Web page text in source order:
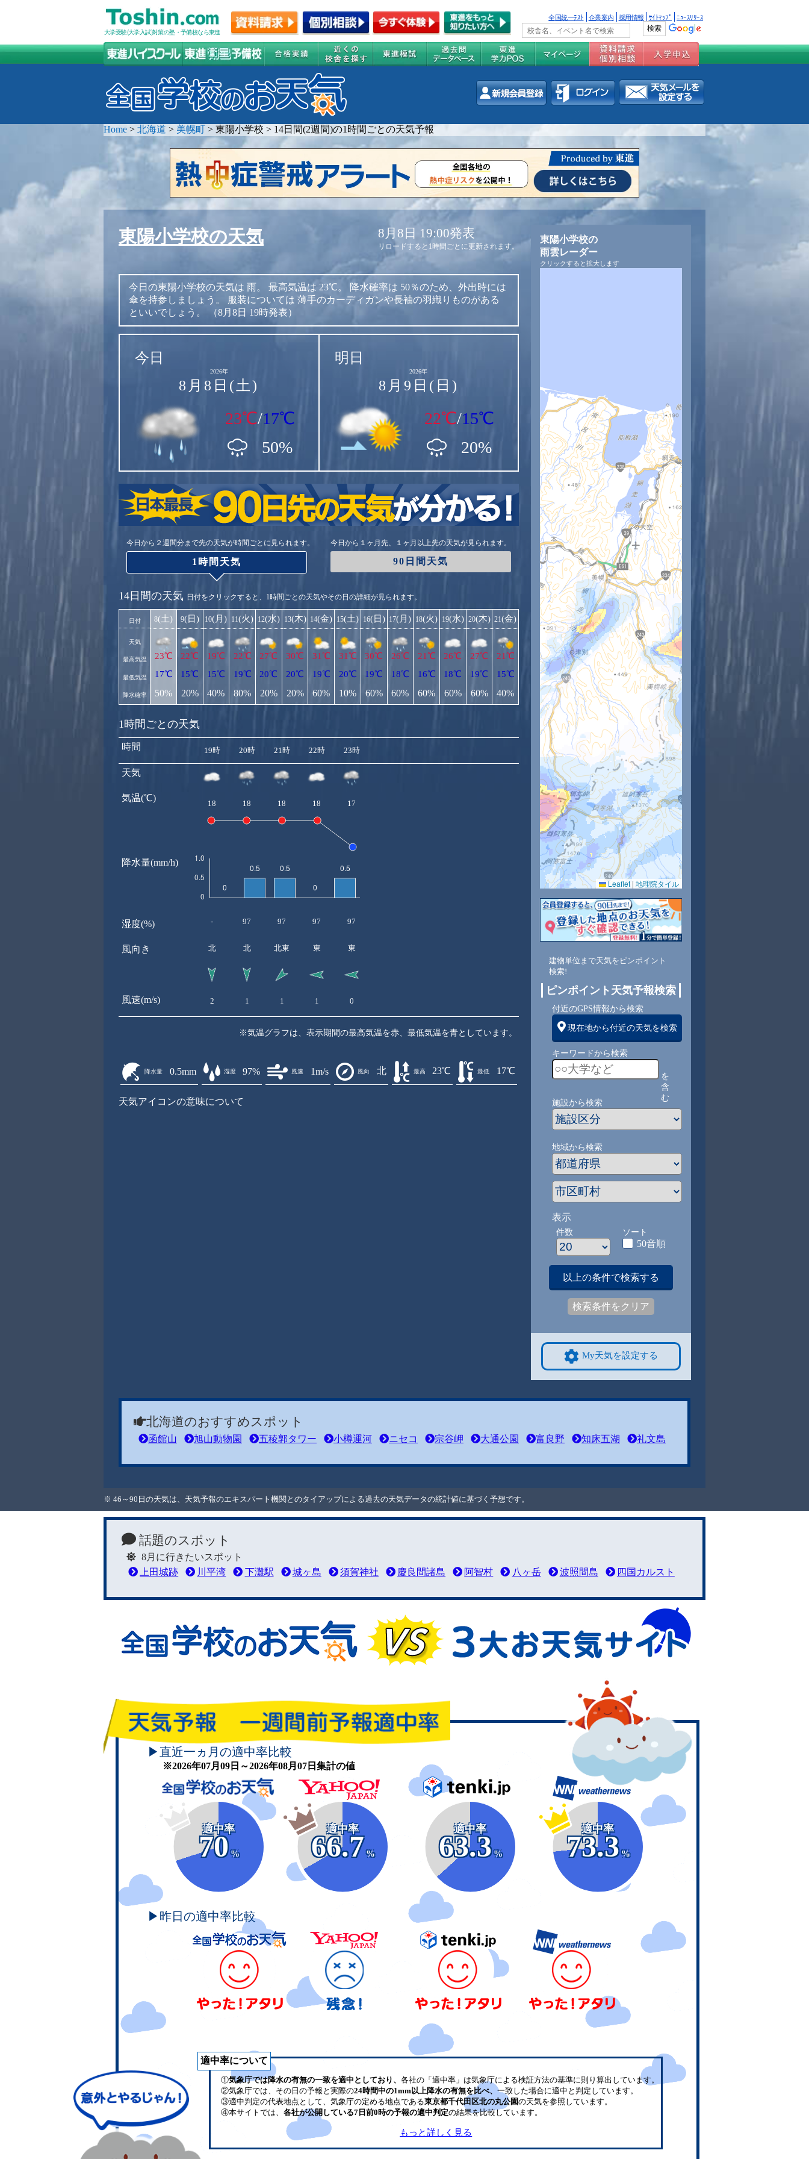
大学受験(大学入試)対策の塾・予備校なら東進
全国統一ﾃｽﾄ 企業案内 採用情報 ｻｲﾄﾏｯﾌﾟ ﾆｭｰｽﾘﾘｰｽ
Home > 北海道 > 美幌町 > 東陽小学校 > 14日間(2週間)の1時間ごとの天気予報
東陽小学校の天気 8月8日 19:00発表
リロードすると1時間ごとに更新されます。
今日の東陽小学校の天気は 雨。 最高気温は 23℃。 降水確率は 50％のため、外出時には
傘を持参しましょう。
服装については 薄手のカーディガンや長袖の羽織りものがある
といいでしょう。
（8月8日 19時発表）
今日
2026年
8月8日(土)
23℃/17℃
50%
明日
2026年
8月9日(日)
22℃/15℃
20%
今日から２週間分まで先の天気が時間ごとに見られます。
1時間天気
今日から１ヶ月先、１ヶ月以上先の天気が見られます。
90日間天気
14日間の天気 日付をクリックすると、1時間ごとの天気やその日の詳細が見られます。
日付
天気
最高気温
最低気温
降水確率
8(土)
23℃
17℃
50%
9(日)
22℃
15℃
20%
10(月)
19℃
15℃
40%
11(火)
22℃
19℃
80%
12(水)
27℃
20℃
20%
13(木)
30℃
20℃
20%
14(金)
31℃
19℃
60%
15(土)
31℃
20℃
10%
16(日)
30℃
19℃
60%
17(月)
26℃
18℃
60%
18(火)
21℃
16℃
60%
19(水)
26℃
18℃
60%
20(木)
27℃
19℃
60%
21(金)
21℃
15℃
40%
1時間ごとの天気
時間
天気
気温(℃)
降水量(mm/h)
湿度(%)
風向き
風速(m/s)
19時 20時 21時 22時 23時
18 18 18 18 17
- 97 97 97 97
北 北 北東 東 東
2 1 1 1 0
※気温グラフは、表示期間の最高気温を赤、最低気温を青としています。
降水量 0.5mm 湿度 97% 風速 1m/s 風向 北 最高 23℃ 最低 17℃
天気アイコンの意味について
東陽小学校の
雨雲レーダー
クリックすると拡大します
Leaflet | 地理院タイル
建物単位まで天気をピンポイント
検索!
ピンポイント天気予報検索
付近のGPS情報から検索
現在地から付近の天気を検索
キーワードから検索
を
含
む
施設から検索
地域から検索
表示
件数 ソート
50音順
以上の条件で検索する
検索条件をクリア
My天気を設定する
北海道のおすすめスポット
函館山 旭山動物園 五稜郭タワー 小樽運河 ニセコ 宗谷岬 大通公園 富良野 知床五湖 礼文島
※ 46～90日の天気は、天気予報のエキスパート機関とのタイアップによる過去の天気データの統計値に基づく予想です。
話題のスポット
8月に行きたいスポット
上田城跡
川平湾 下灘駅 城ヶ島 須賀神社 慶良間諸島 阿智村 八ヶ岳 波照間島 四国カルスト
▶直近一ヵ月の適中率比較
※2026年07月09日～2026年08月07日集計の値
適中率
70
%
適中率
66.7
%
適中率
63.3
%
適中率
73.3
%
▶昨日の適中率比較
適中率について
①気象庁では降水の有無の一致を適中としており、 各社の「適中率」は気象庁による検証方法の基準に則り算出しています。
②気象庁では、その日の予報と実際の24時間中の1mm以上降水の有無を比べ、 一致した場合に適中と判定しています。
③適中判定の代表地点として、気象庁の定める地点である東京都千代田区北の丸公園の天気を参照しています。
④本サイトでは、 各社が公開している7日前0時の予報の適中判定の結果を比較しています。
もっと詳しく見る